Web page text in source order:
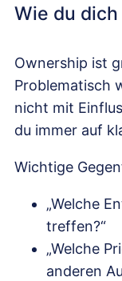
Wie du
Ownership ist
Problematisch
nicht mit
du immer auf
Wichtige
„Welche
treffen?“
„Welche
anderen